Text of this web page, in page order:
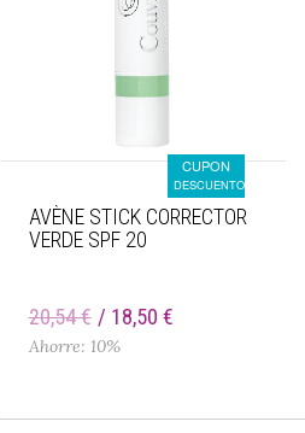
CUPON
DESCUENTO
AVÈNE STICK CORRECTOR
VERDE SPF 20
20,54 € 18,50 €
Ahorre: 10%